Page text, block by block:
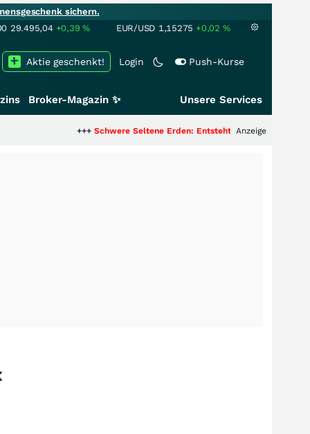
sichern.
29.495,04 +0,39% EUR/USD 1,15275 +0,02 %
Login Push-Kurse
Aktie geschenkt!
Broker-Magazin ✨ Unsere Services
Schwere Seltene Erden: Entsteht hier die nächste
Anzeige